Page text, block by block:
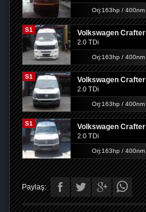
Orj:163hp / 400nm
S1 Volkswagen Crafter
2.0 TDi
Orj:163hp / 400nm
S1 Volkswagen Crafter
2.0 TDi
Orj:163hp / 400nm
S1 Volkswagen Crafter
2.0 TDi
Orj:163hp / 400nm
Paylaş: